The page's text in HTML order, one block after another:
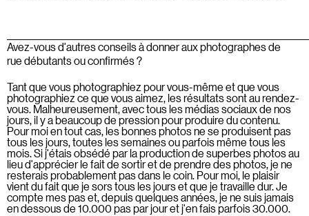
Avez-vous d'autres conseils à donner aux photographes de
rue débutants ou confirmés ?
Tant que vous photographiez pour vous-même et que vous
photographiez ce que vous aimez, les résultats sont au rendez-
vous. Malheureusement, avec tous les médias sociaux de nos
jours, il y a beaucoup de pression pour produire du contenu.
Pour moi en tout cas, les bonnes photos ne se produisent pas
tous les jours, toutes les semaines ou parfois même tous les
mois. Si j'étais obsédé par la production de superbes photos au
lieu d'apprécier le fait de sortir et de prendre des photos, je ne
resterais probablement pas dans le coin. Pour moi, le plaisir
vient du fait que je sors tous les jours et que je travaille dur. Je
compte mes pas et, depuis quelques années, je ne suis jamais
en dessous de 10.000 pas par jour et j'en fais parfois 30.000.